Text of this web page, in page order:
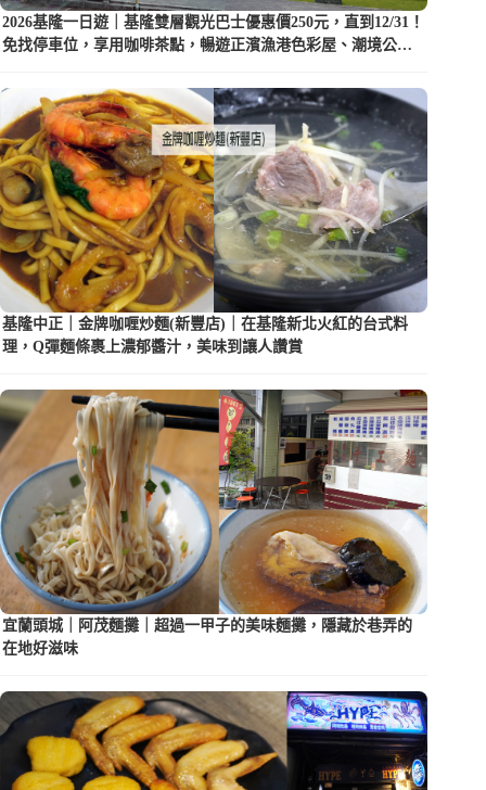
2026基隆一日遊｜基隆雙層觀光巴士優惠價250元，直到12/31！
免找停車位，享用咖啡茶點，暢遊正濱漁港色彩屋、潮境公園
基隆中正｜金牌咖喱炒麵(新豐店)｜在基隆新北火紅的台式料
理，Q彈麵條裹上濃郁醬汁，美味到讓人讚賞
宜蘭頭城｜阿茂麵攤｜超過一甲子的美味麵攤，隱藏於巷弄的
在地好滋味